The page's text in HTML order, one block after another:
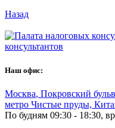
Назад
консультантов
Наш офис:
Москва, Покровский
метро Чистые пруды,
По будням 09:30 - 18:30,